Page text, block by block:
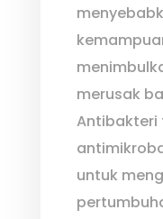
merusak
Antibakteri
untuk